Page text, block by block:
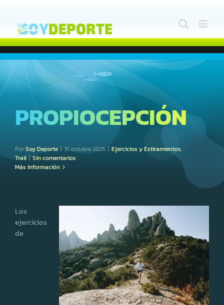
contenido
PROPIOCEPCIÓN
PorSoy Deporte | 31 octubre 2025 | Ejercicios y Estiramientos,
Trail | Sin comentarios
Más información
Los
ejercicios
de